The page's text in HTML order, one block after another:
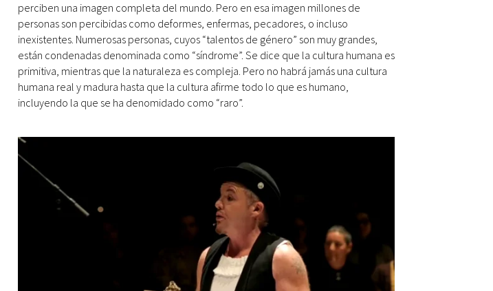
perciben una imagen completa del mundo. Pero en esa imagen millones de
personas son percibidas como deformes, enfermas, pecadores, o incluso
inexistentes. Numerosas personas, cuyos “talentos de género” son muy grandes,
están condenadas denominada como “síndrome”. Se dice que la cultura humana es
primitiva, mientras que la naturaleza es compleja. Pero no habrá jamás una cultura
humana real y madura hasta que la cultura afirme todo lo que es humano,
incluyendo la que se ha denomidado como “raro”.